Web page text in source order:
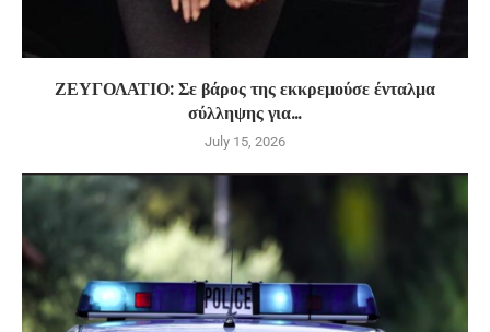
ΖΕΥΓΟΛΑΤΙΟ: Σε βάρος της εκκρεμούσε ένταλμα
σύλληψης για...
July 15, 2026